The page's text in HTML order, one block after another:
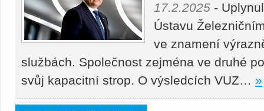
17.2.2025 -
Ústavu
ve znamení
službách. Společnost zejména ve druhé
svůj kapacitní strop. O výsledcích VUZ… »